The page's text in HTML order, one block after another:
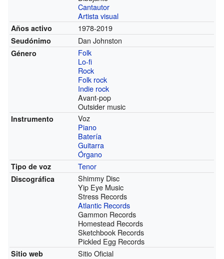
Cantautor
Artista visual
Años activo 1978-2019
Seudónimo Dan Johnston
Género
Folk
Lo-fi
Rock
Folk rock
Indie rock
Avant-pop
Outsider music
Instrumento
Voz
Piano
Batería
Guitarra
Órgano
Tipo de voz Tenor
Discográfica
Shimmy Disc
Yip Eye Music
Stress Records
Atlantic Records
Gammon Records
Homestead Records
Sketchbook Records
Pickled Egg Records
Sitio web Sitio Oficial